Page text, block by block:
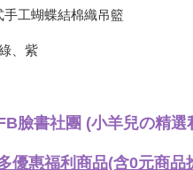
工蝴蝶結棉織吊籃
、紫
臉書社團 (小羊兒の精選
優惠福利商品(含0元商品